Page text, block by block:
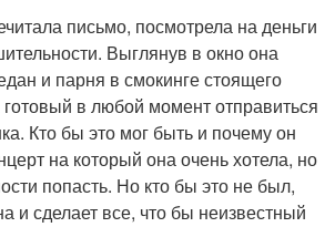
письмо, посмотрела на деньги
Выглянув в окно она
и парня в смокинге стоящего
в любой момент отправиться
Кто бы это мог быть и почему он
на который она очень хотела, но
попасть. Но кто бы это не был,
и сделает все, что бы неизвестный